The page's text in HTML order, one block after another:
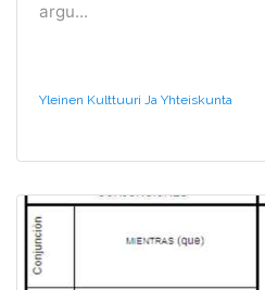
argu...
Yleinen Kulttuuri Ja Yhteiskunta